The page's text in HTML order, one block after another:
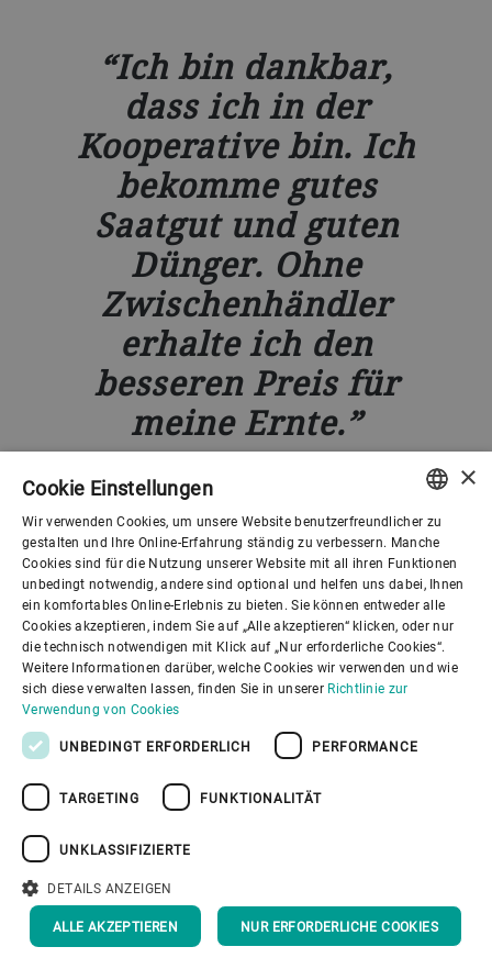
Ich bin dankbar,
dass ich in der
Kooperative bin. Ich
bekomme gutes
Saatgut und guten
Dünger. Ohne
Zwischenhändler
erhalte ich den
besseren Preis für
meine Ernte.
KLEINBÄUERIN UND MITGLIED DER
ENGLISH
SPANISH
GERMAN
FRENCH
PORTUGUESE
×
Cookie Einstellungen
Wir verwenden Cookies, um unsere Website benutzerfreundlicher zu
gestalten und Ihre Online-Erfahrung ständig zu verbessern. Manche
Cookies sind für die Nutzung unserer Website mit all ihren Funktionen
unbedingt notwendig, andere sind optional und helfen uns dabei, Ihnen
ein komfortables Online-Erlebnis zu bieten. Sie können entweder alle
Cookies akzeptieren, indem Sie auf „Alle akzeptieren“ klicken, oder nur
die technisch notwendigen mit Klick auf „Nur erforderliche Cookies“.
Weitere Informationen darüber, welche Cookies wir verwenden und wie
sich diese verwalten lassen, finden Sie in unserer Richtlinie zur
Verwendung von Cookies
UNBEDINGT ERFORDERLICH PERFORMANCE
TARGETING FUNKTIONALITÄT
UNKLASSIFIZIERTE
DETAILS ANZEIGEN
ALLE AKZEPTIEREN NUR ERFORDERLICHE COOKIES